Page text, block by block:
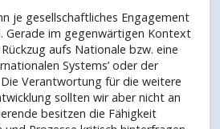
je gesellschaftliches Engagement
Gerade im gegenwärtigen Kontext
aufs Nationale bzw. eine
Systems’ oder der
Die Verantwortung für die weitere
sollten wir aber nicht an
besitzen die Fähigkeit